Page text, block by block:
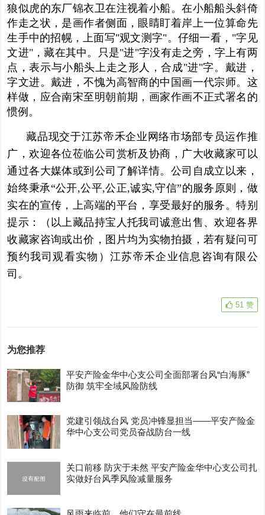
狼似虎的东厂锦衣卫在注视着小船。在小船船头斜倚
作走之状，是画作者侧面，眼睛盯着岸上一位算命先
生手中的招幌，上面写"观文测字"。仔细一看，"字见
文进"，藏在其中。只是"进"字没有走之旁，字上有两
点，表示与小船头上走之形人，合成"进"字。戴进，
字文进。戴进，不愧为高智商的中国画一代宗师。这
样做，应合南宋至明朝前期，画家作画不正式署名的
惯例。
藏品现交于江苏帝禾企业网络市场部专员运作推
广，欢迎各位莅临公司赏析及协商，广大收藏家可以
通过各大媒体或到公司了解详情。公司自成立以来，
始终秉承“公开,公平,公正,诚实,守信”的服务原则，做
实在的宣传，上高端的平台，享受最好的服务。特别
提示：（以上藏品持宝人托我司诚意出售、欢迎各界
收藏家咨询或出价，图片均为实物拍摄，若有疑问可
预约我司观看实物）江苏帝禾企业信息咨询有限公
司。
51 赞
为您推荐
平安产险金华中心支公司全面部署台风“白海豚”
防御 筑牢全域风险防线
党建引领战台风 党员冲锋显担当——平安产险金
华中心支公司党员奋战防台一线
关口前移 防灾于未然 平安产险金华中心支公司扎
实做好台风季风险减量服务